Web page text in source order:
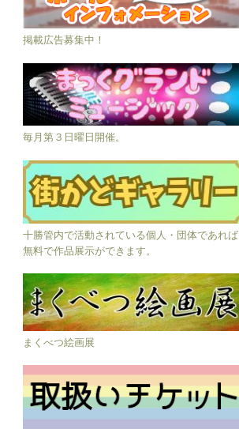
掲載広告募集中！
毎月第３日曜日開催。
十勝管内で活動されている個人・団体であれば
無料で作品展示ができます。
まくべつ絵画展